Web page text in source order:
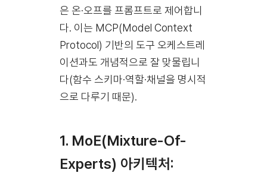
은 온·오프를 프롬프트로 제어합니
다. 이는 MCP(Model Context
Protocol) 기반의 도구 오케스트레
이션과도 개념적으로 잘 맞물립니
다(함수 스키마·역할·채널을 명시적
으로 다루기 때문).
1. MoE(Mixture-Of-
Experts) 아키텍처: